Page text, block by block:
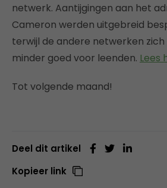
netwerk. Aantijgingen aan het
Cameron werden uitgebreid
terwijl de andere netwerken
minder goed voor leenden. Lees
Tot volgende maand!
Deel dit artikel
Kopieer link